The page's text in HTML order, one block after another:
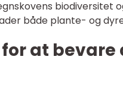
biodiversitet
både plante- og
at bevare